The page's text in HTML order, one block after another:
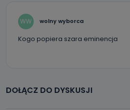
WW wolny wyborca
Kogo popiera szara eminencja
DOŁĄCZ DO DYSKUSJI